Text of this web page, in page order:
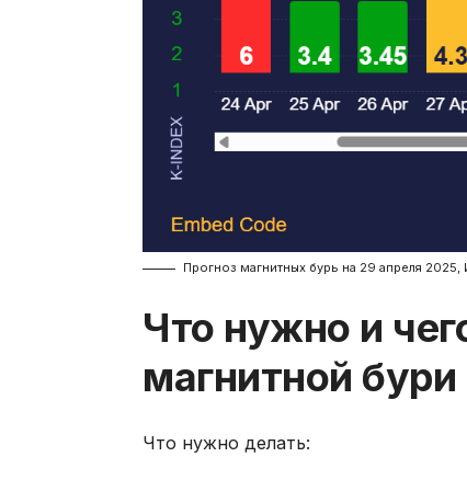
Прогноз магнитных бурь на 29 апреля
Что нужно и
магнитной бури
Что нужно делать: